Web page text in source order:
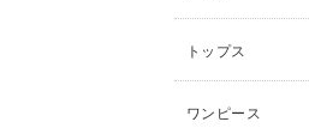
トップス
ワンピース